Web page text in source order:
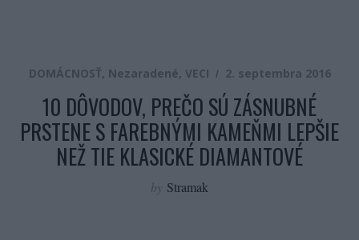
DOMÁCNOSŤ, Nezaradené, VECI 2. septembra 2016
10 DÔVODOV, PREČO SÚ ZÁSNUBNÉ
PRSTENE S FAREBNÝMI KAMEŇMI LEPŠIE
NEŽ TIE KLASICKÉ DIAMANTOVÉ
by Stramak